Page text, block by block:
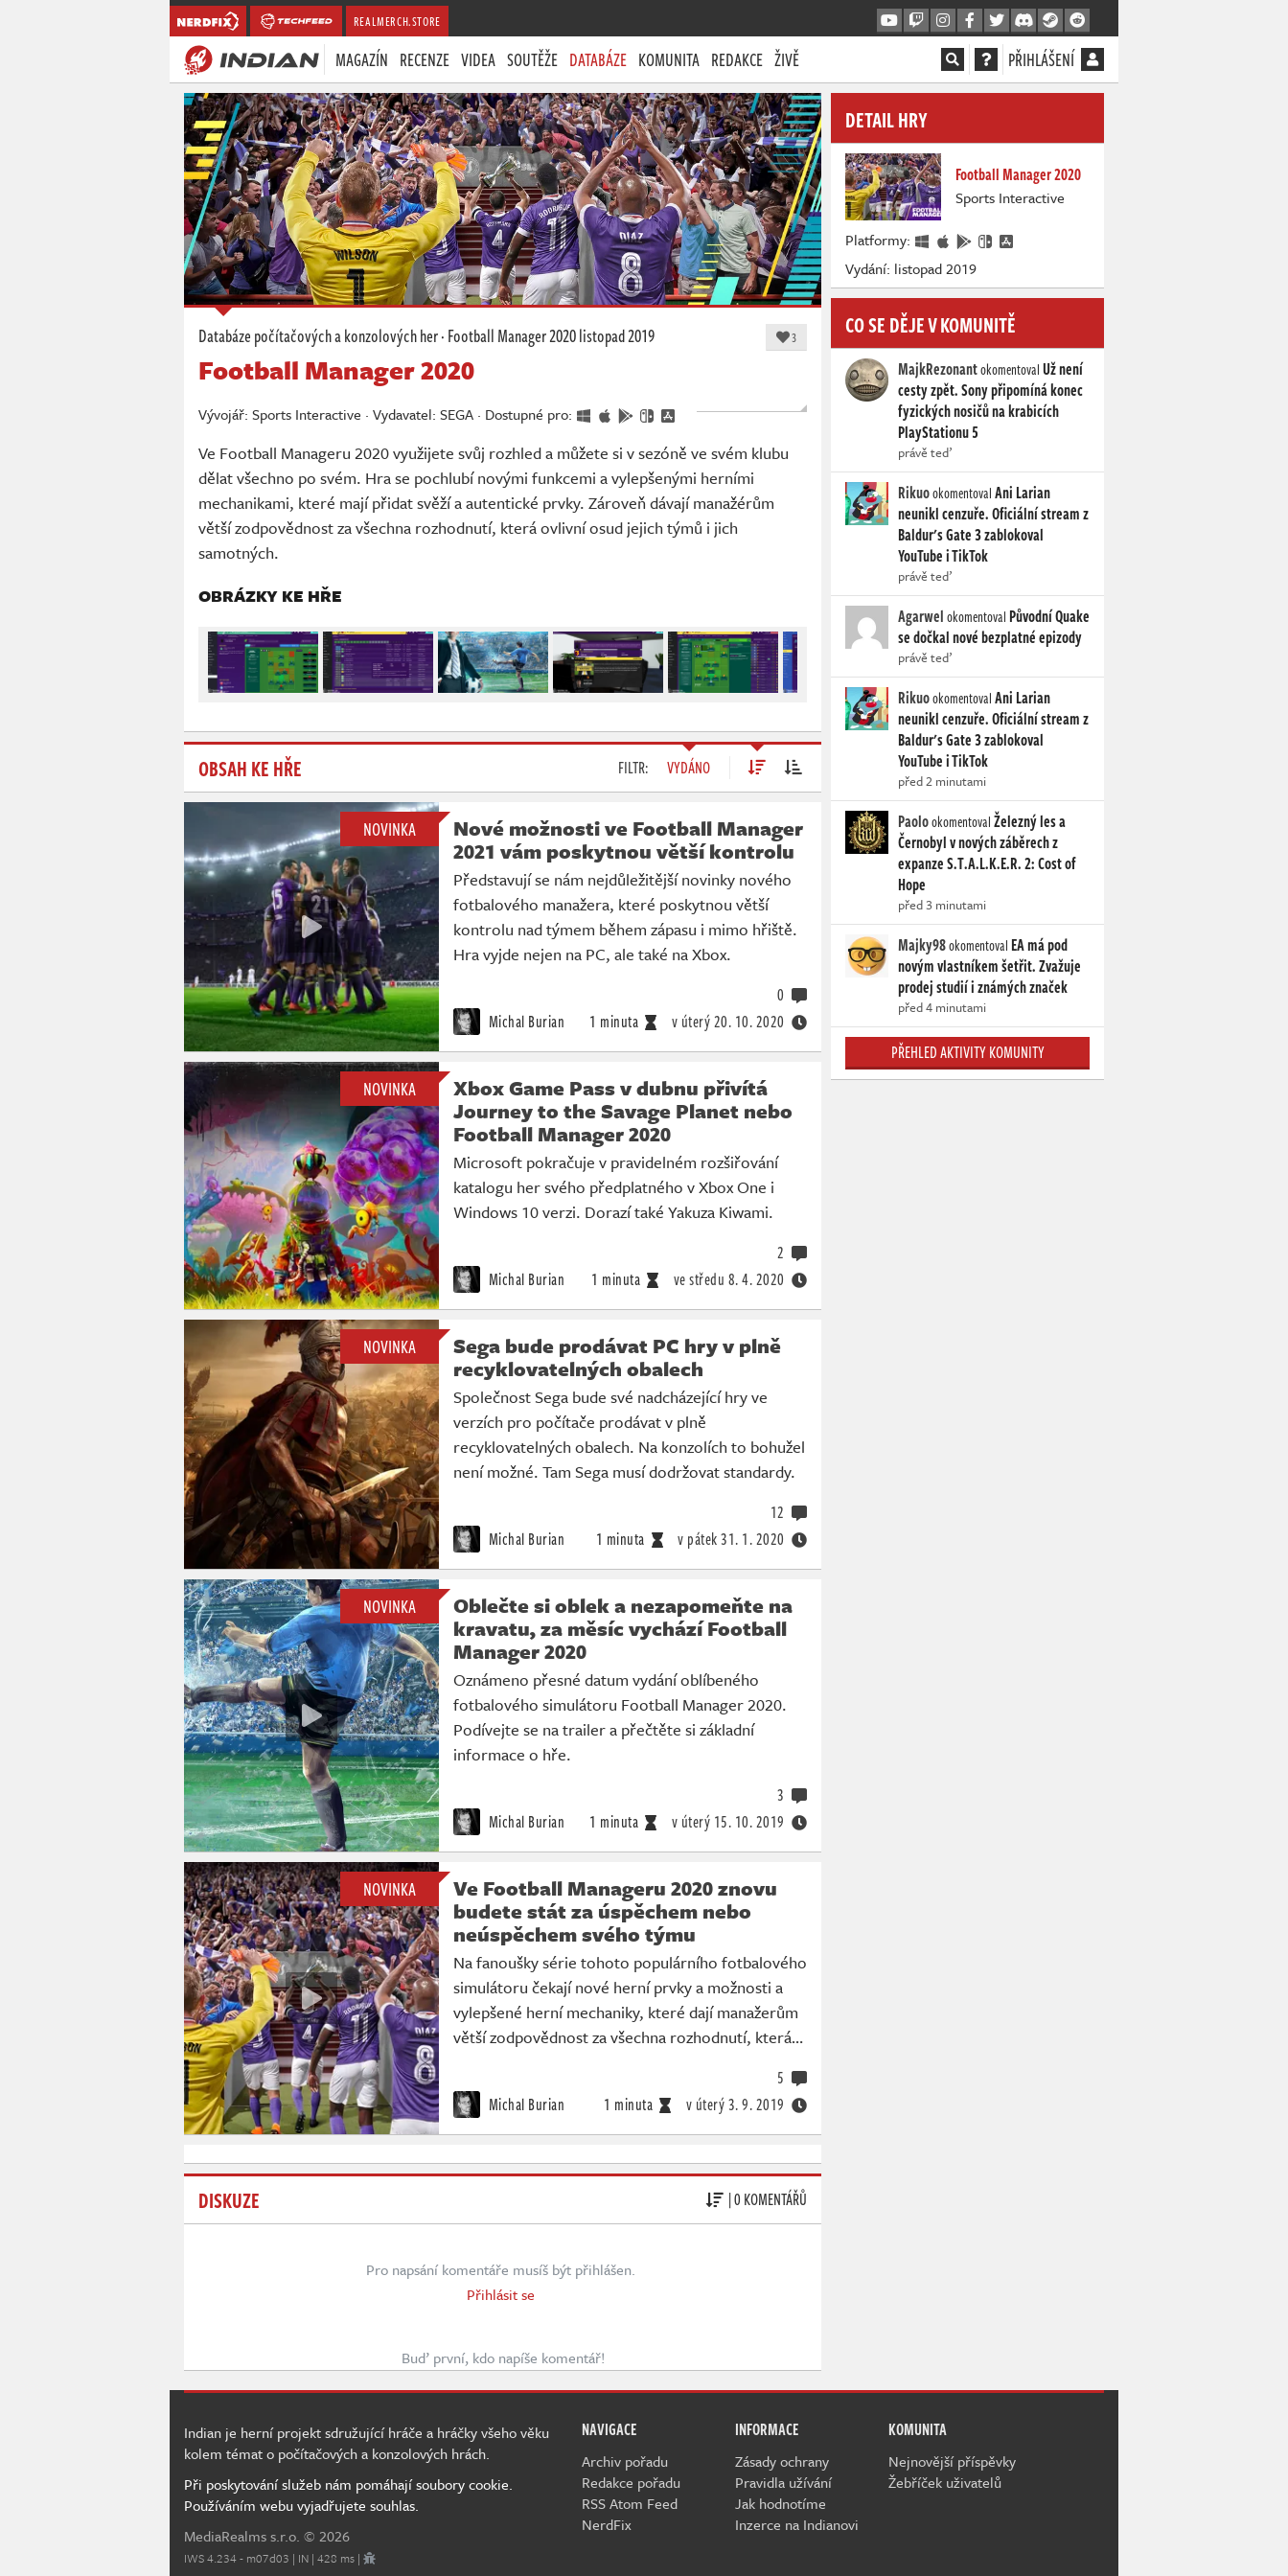
REALMERCH.STORE
MAGAZÍN RECENZE VIDEA SOUTĚŽE DATABÁZE KOMUNITA REDAKCE ŽIVĚ PŘIHLÁŠENÍ
Databáze počítačových a konzolových her·Football Manager 2020listopad 2019 3
Football Manager 2020
Vývojář: Sports Interactive · Vydavatel: SEGA · Dostupné pro:
Ve Football Manageru 2020 využijete svůj rozhled a můžete si v sezóně ve svém klubu
dělat všechno po svém. Hra se pochlubí novými funkcemi a vylepšenými herními
mechanikami, které mají přidat svěží a autentické prvky. Zároveň dávají manažérům
větší zodpovědnost za všechna rozhodnutí, která ovlivní osud jejich týmů i jich
samotných.
OBRÁZKY KE HŘE
OBSAH KE HŘE FILTR: VYDÁNO
NOVINKA
Nové možnosti ve Football Manager
2021 vám poskytnou větší kontrolu
Představují se nám nejdůležitější novinky nového
fotbalového manažera, které poskytnou větší
kontrolu nad týmem během zápasu i mimo hřiště.
Hra vyjde nejen na PC, ale také na Xbox.
Michal Burian 1 minuta v úterý20. 10. 2020
0
NOVINKA
Xbox Game Pass v dubnu přivítá
Journey to the Savage Planet nebo
Football Manager 2020
Microsoft pokračuje v pravidelném rozšiřování
katalogu her svého předplatného v Xbox One i
Windows 10 verzi. Dorazí také Yakuza Kiwami.
Michal Burian 1 minuta ve středu 8. 4. 2020
2
NOVINKA
Sega bude prodávat PC hry v plně
recyklovatelných obalech
Společnost Sega bude své nadcházející hry ve
verzích pro počítače prodávat v plně
recyklovatelných obalech. Na konzolích to bohužel
není možné. Tam Sega musí dodržovat standardy.
Michal Burian 1 minuta v pátek31. 1. 2020
12
NOVINKA
Oblečte si oblek a nezapomeňte na
kravatu, za měsíc vychází Football
Manager 2020
Oznámeno přesné datum vydání oblíbeného
fotbalového simulátoru Football Manager 2020.
Podívejte se na trailer a přečtěte si základní
informace o hře.
Michal Burian 1 minuta v úterý 15. 10. 2019
3
NOVINKA
Ve Football Manageru 2020 znovu
budete stát za úspěchem nebo
neúspěchem svého týmu
Na fanoušky série tohoto populárního fotbalového
simulátoru čekají nové herní prvky a možnosti a
vylepšené herní mechaniky, které dají manažerům
větší zodpovědnost za všechna rozhodnutí, která…
Michal Burian 1 minuta v úterý3. 9. 2019
5
DISKUZE | 0 KOMENTÁŘŮ
Pro napsání komentáře musíš být přihlášen.
Přihlásit se
Buď první, kdo napíše komentář!
DETAIL HRY
Football Manager 2020
Sports Interactive
Platformy:
Vydání: listopad 2019
CO SE DĚJE V KOMUNITĚ
MajkRezonantokomentovalUž není
cesty zpět. Sony připomíná konec
fyzických nosičů na krabicích
PlayStationu 5
právě teď
RikuookomentovalAni Larian
neunikl cenzuře. Oficiální stream z
Baldur's Gate 3 zablokoval
YouTube i TikTok
právě teď
Agarwelokomentoval Původní Quake
se dočkal nové bezplatné epizody
právě teď
RikuookomentovalAni Larian
neunikl cenzuře. Oficiální stream z
Baldur's Gate 3 zablokoval
YouTube i TikTok
před 2 minutami
PaolookomentovalŽelezný les a
Černobyl v nových záběrech z
expanze S.T.A.L.K.E.R. 2: Cost of
Hope
před 3 minutami
Majky98okomentoval EA má pod
novým vlastníkem šetřit. Zvažuje
prodej studií i známých značek
před 4 minutami
PŘEHLED AKTIVITY KOMUNITY
NAVIGACE
Archiv pořadu
Redakce pořadu
RSS Atom Feed
NerdFix
INFORMACE
Zásady ochrany
Pravidla užívání
Jak hodnotíme
Inzerce na Indianovi
KOMUNITA
Nejnovější příspěvky
Žebříček uživatelů
Indian je herní projekt sdružující hráče a hráčky všeho věku
kolem témat o počítačových a konzolových hrách.
Při poskytování služeb nám pomáhají soubory cookie.
Používáním webu vyjadřujete souhlas.
MediaRealms s.r.o. © 2026
IWS 4.234 - m07d03 | IN | 428 ms |